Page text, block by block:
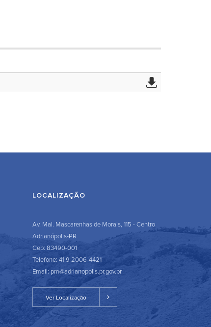
LOCALIZAÇÃO
Av. Mal. Mascarenhas de Morais, 115 - Centro
Adrianópolis-PR
Cep: 83490-001
Telefone: 41 9 2006-4421
Email: pm@adrianopolis.pr.gov.br
Ver Localização